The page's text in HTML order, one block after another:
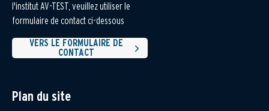
l'institut AV-TEST, veuillez utiliser le
formulaire de contact ci-dessous
VERS LE FORMULAIRE DE
CONTACT
Plan du site